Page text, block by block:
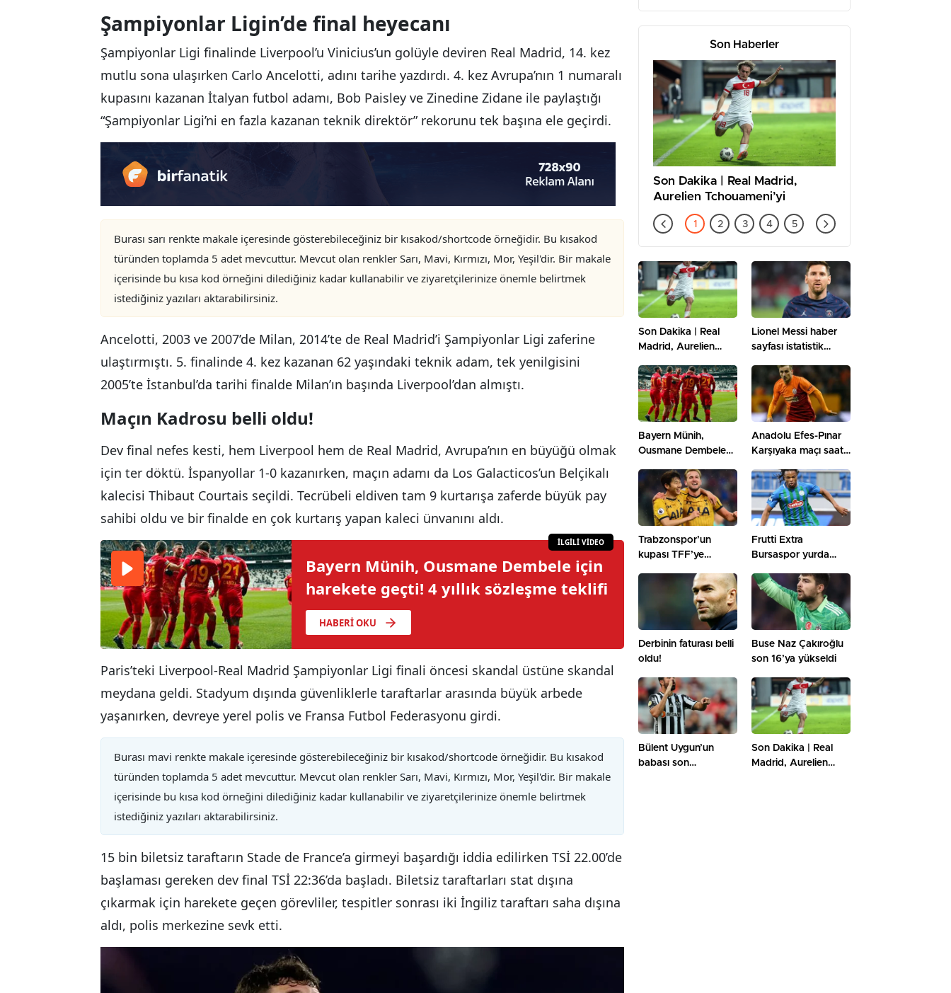
Şampiyonlar Ligin’de final heyecanı
Şampiyonlar Ligi finalinde Liverpool’u Vinicius’un golüyle deviren Real Madrid, 14. kez
mutlu sona ulaşırken Carlo Ancelotti, adını tarihe yazdırdı. 4. kez Avrupa’nın 1 numaralı
kupasını kazanan İtalyan futbol adamı, Bob Paisley ve Zinedine Zidane ile paylaştığı
“Şampiyonlar Ligi’ni en fazla kazanan teknik direktör” rekorunu tek başına ele geçirdi.
Burası sarı renkte makale içeresinde gösterebileceğiniz bir kısakod/shortcode örneğidir. Bu kısakod
türünden toplamda 5 adet mevcuttur. Mevcut olan renkler Sarı, Mavi, Kırmızı, Mor, Yeşil'dir. Bir makale
içerisinde bu kısa kod örneğini dilediğiniz kadar kullanabilir ve ziyaretçilerinize önemle belirtmek
istediğiniz yazıları aktarabilirsiniz.
Ancelotti, 2003 ve 2007’de Milan, 2014’te de Real Madrid’i Şampiyonlar Ligi zaferine
ulaştırmıştı. 5. finalinde 4. kez kazanan 62 yaşındaki teknik adam, tek yenilgisini
2005’te İstanbul’da tarihi finalde Milan’ın başında Liverpool’dan almıştı.
Maçın Kadrosu belli oldu!
Dev final nefes kesti, hem Liverpool hem de Real Madrid, Avrupa’nın en büyüğü olmak
için ter döktü. İspanyollar 1-0 kazanırken, maçın adamı da Los Galacticos’un Belçikalı
kalecisi Thibaut Courtais seçildi. Tecrübeli eldiven tam 9 kurtarışa zaferde büyük pay
sahibi oldu ve bir finalde en çok kurtarış yapan kaleci ünvanını aldı.
İLGİLİ VİDEO
Bayern Münih, Ousmane Dembele için
harekete geçti! 4 yıllık sözleşme teklifi
HABERI OKU
Paris’teki Liverpool-Real Madrid Şampiyonlar Ligi finali öncesi skandal üstüne skandal
meydana geldi. Stadyum dışında güvenliklerle taraftarlar arasında büyük arbede
yaşanırken, devreye yerel polis ve Fransa Futbol Federasyonu girdi.
Burası mavi renkte makale içeresinde gösterebileceğiniz bir kısakod/shortcode örneğidir. Bu kısakod
türünden toplamda 5 adet mevcuttur. Mevcut olan renkler Sarı, Mavi, Kırmızı, Mor, Yeşil'dir. Bir makale
içerisinde bu kısa kod örneğini dilediğiniz kadar kullanabilir ve ziyaretçilerinize önemle belirtmek
istediğiniz yazıları aktarabilirsiniz.
15 bin biletsiz taraftarın Stade de France’a girmeyi başardığı iddia edilirken TSİ 22.00’de
başlaması gereken dev final TSİ 22:36’da başladı. Biletsiz taraftarları stat dışına
çıkarmak için harekete geçen görevliler, tespitler sonrası iki İngiliz taraftarı saha dışına
aldı, polis merkezine sevk etti.
Son Haberler
Son Dakika | Real Madrid,
Aurelien Tchouameni’yi
kadrosuna kattı
Son Dakika | Real
Madrid, Aurelien
kadrosuna kattı
Lionel Messi haber
sayfası istatistik
Bayern Münih,
Ousmane Dembele
yıllık sözleşme teklifi
Anadolu Efes-Pınar
Karşıyaka maçı saat
Trabzonspor’un
kupası TFF’ye
Frutti Extra
Bursaspor yurda
Derbinin faturası belli
oldu!
Buse Naz Çakıroğlu
son 16’ya yükseldi
Bülent Uygun’un
babası son
Son Dakika | Real
Madrid, Aurelien